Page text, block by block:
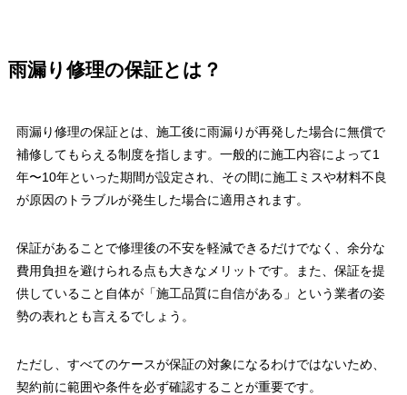
雨漏り修理の保証とは？
雨漏り修理の保証とは、施工後に雨漏りが再発した場合に無償で
補修してもらえる制度を指します。一般的に施工内容によって1
年〜10年といった期間が設定され、その間に施工ミスや材料不良
が原因のトラブルが発生した場合に適用されます。
保証があることで修理後の不安を軽減できるだけでなく、余分な
費用負担を避けられる点も大きなメリットです。また、保証を提
供していること自体が「施工品質に自信がある」という業者の姿
勢の表れとも言えるでしょう。
ただし、すべてのケースが保証の対象になるわけではないため、
契約前に範囲や条件を必ず確認することが重要です。